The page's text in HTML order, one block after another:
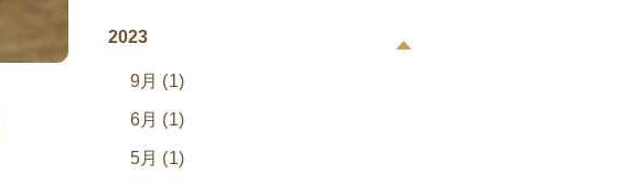
2023
9月 (1)
6月 (1)
5月 (1)